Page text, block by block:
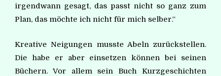
irgendwann gesagt, das passt nicht so ganz zum
Plan, das möchte ich nicht für mich selber.“
Kreative Neigungen musste Abeln zurückstellen.
Die habe er aber einsetzen können bei seinen
Büchern. Vor allem sein Buch Kurzgeschichten